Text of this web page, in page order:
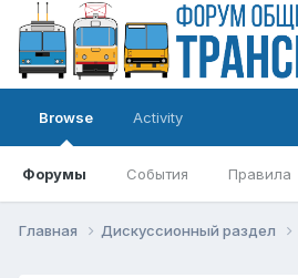
Browse
Форумы События Правила
Activity
Главная Дискуссионный раздел